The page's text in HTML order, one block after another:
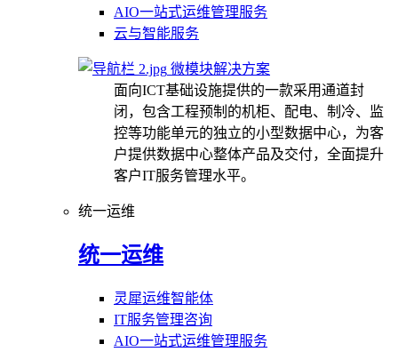
AIO一站式运维管理服务
云与智能服务
微模块解决方案
面向ICT基础设施提供的一款采用通道封
闭，包含工程预制的机柜、配电、制冷、监
控等功能单元的独立的小型数据中心，为客
户提供数据中心整体产品及交付，全面提升
客户IT服务管理水平。
统一运维
统一运维
灵犀运维智能体
IT服务管理咨询
AIO一站式运维管理服务